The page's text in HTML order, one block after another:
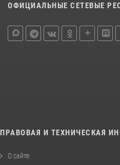
ОФИЦИАЛЬНЫЕ СЕТЕВЫЕ
ПРАВОВАЯ И ТЕХНИЧЕСКАЯ
О сайте